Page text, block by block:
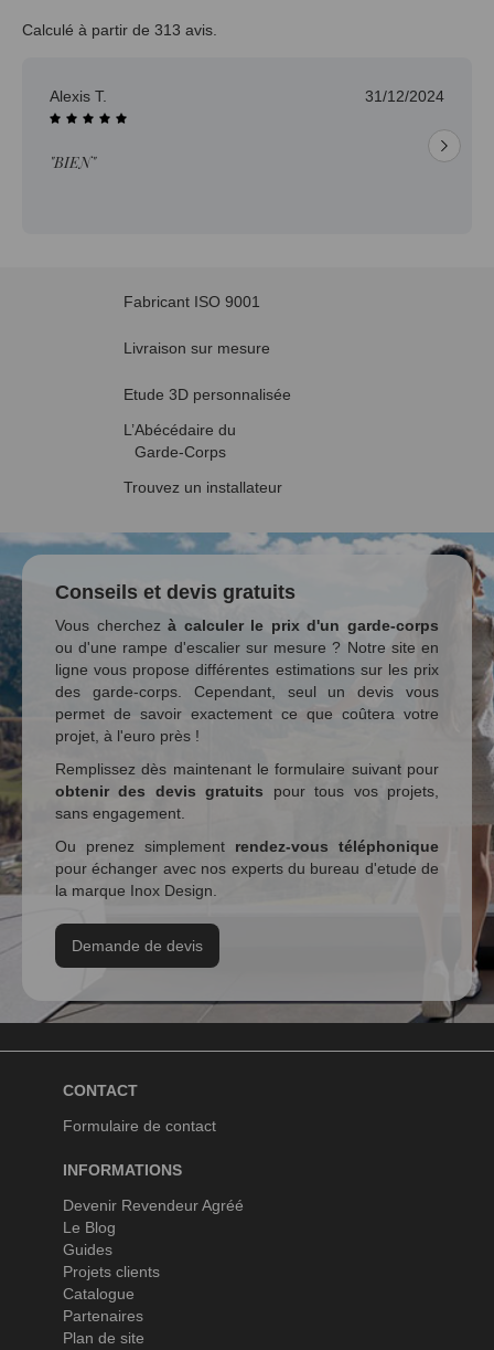
Calculé à partir de 313 avis.
Jean-pierre H. 30/12/2024
"Délai trop long pour un produit en stock."
Fabricant ISO 9001
Livraison sur mesure
Etude 3D personnalisée
L’Abécédaire du
Garde-Corps
Trouvez un installateur
Conseils et devis gratuits
Vous cherchezà calculer le prix d'un garde-corps
ou d'une rampe d'escalier sur mesure ? Notre site en
ligne vous propose différentes estimations sur les prix
des garde-corps. Cependant, seul un devis vous
permet de savoir exactement ce que coûtera votre
projet, à l'euro près !
Remplissez dès maintenant le formulaire suivant pour
obtenir des devis gratuits pour tous vos projets,
sans engagement.
Ou prenez simplement rendez-vous téléphonique
pour échanger avec nos experts du bureau d'etude de
la marque Inox Design.
Demande de devis
CONTACT
Formulaire de contact
INFORMATIONS
Devenir Revendeur Agréé
Le Blog
Guides
Projets clients
Catalogue
Partenaires
Plan de site